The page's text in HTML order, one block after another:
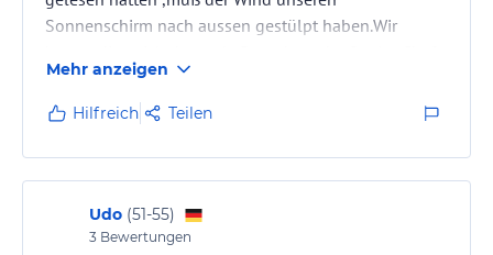
Sonnenschirm nach aussen gestülpt haben.Wir
wie eine FURIE angestürmt, riss uns den Schirm aus
der Halterrung und schmiss ihn in die Ecke.Er machte
uns darauf aufmerksam,das dieser Schirm wohl 30
Euro kosten würde(Werbegeschenk.Biermarke).Als wir
ihn zur Rede stellen wollten,rannte er in die
Hotelgarage und schmiss uns erneut einen…
Mehr anzeigen
Hilfreich Teilen
Udo (51-55)
3 Bewertungen